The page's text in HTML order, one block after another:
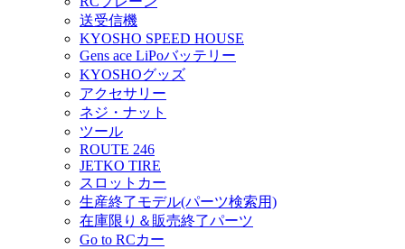
送受信機
KYOSHO SPEED HOUSE
Gens ace LiPoバッテリー
KYOSHOグッズ
アクセサリー
ネジ・ナット
ツール
ROUTE 246
JETKO TIRE
スロットカー
生産終了モデル(パーツ検索用)
在庫限り＆販売終了パーツ
Go to RCカー